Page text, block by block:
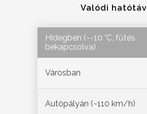
Valódi hatótáv
Hidegben (~-10 °C, fűtés
bekapcsolva)
Városban
Autópályán (~110 km/h)